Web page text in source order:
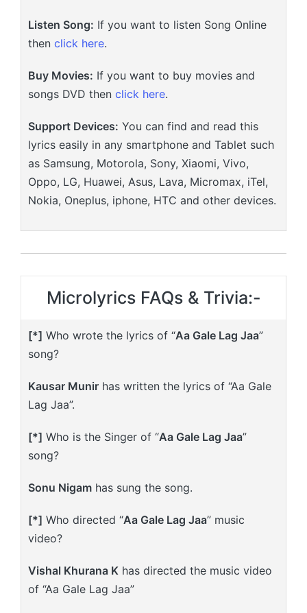
Listen Song: If you want to listen Song Online
then click here.
Buy Movies: If you want to buy movies and
songs DVD then click here.
Support Devices: You can find and read this
lyrics easily in any smartphone and Tablet such
as Samsung, Motorola, Sony, Xiaomi, Vivo,
Oppo, LG, Huawei, Asus, Lava, Micromax, iTel,
Nokia, Oneplus, iphone, HTC and other devices.
Microlyrics FAQs & Trivia:-
[*] Who wrote the lyrics of “Aa Gale Lag Jaa”
song?
Kausar Munir has written the lyrics of “Aa Gale
Lag Jaa”.
[*] Who is the Singer of “Aa Gale Lag Jaa”
song?
Sonu Nigam has sung the song.
[*] Who directed “Aa Gale Lag Jaa” music
video?
Vishal Khurana K has directed the music video
of “Aa Gale Lag Jaa”